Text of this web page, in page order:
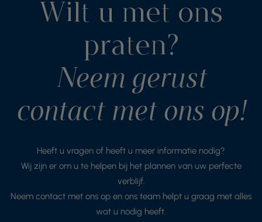
Wilt u met ons
praten?
Neem gerust
contact met ons op!
Heeft u vragen of heeft u meer informatie nodig?
Wij zijn er om u te helpen bij het plannen van uw perfecte
verblijf.
Neem contact met ons op en ons team helpt u graag met alles
wat u nodig heeft.